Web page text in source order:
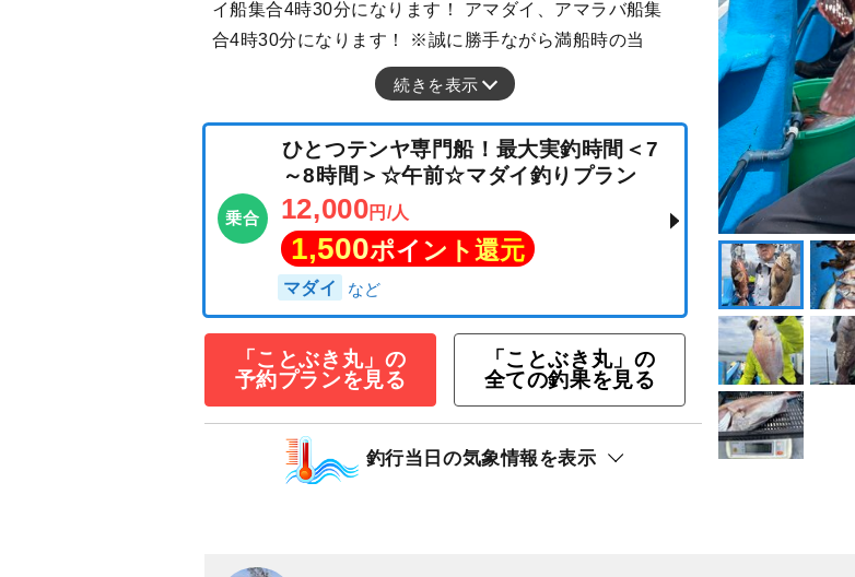
イ船集合4時30分になります！ アマダイ、アマラバ船集
合4時30分になります！ ※誠に勝手ながら満船時の当
続きを表示
乗合
ひとつテンヤ専門船！最大実釣時間＜7
～8時間＞☆午前☆マダイ釣りプラン
12,000円/人
1,500ポイント還元
「ことぶき丸」の
予約プランを見る
「ことぶき丸」の
全ての釣果を見る
釣行当日の気象情報を表示